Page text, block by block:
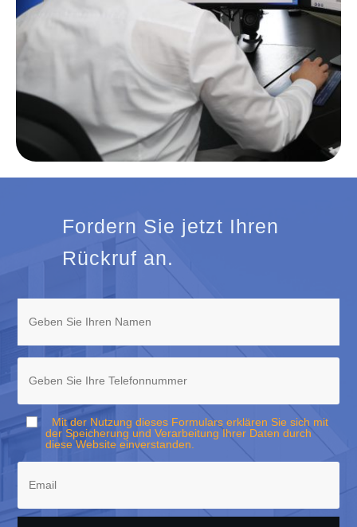
Fordern Sie jetzt Ihren
Rückruf an.
Mit der Nutzung dieses Formulars erklären Sie sich mit
der Speicherung und Verarbeitung Ihrer Daten durch
diese Website einverstanden.